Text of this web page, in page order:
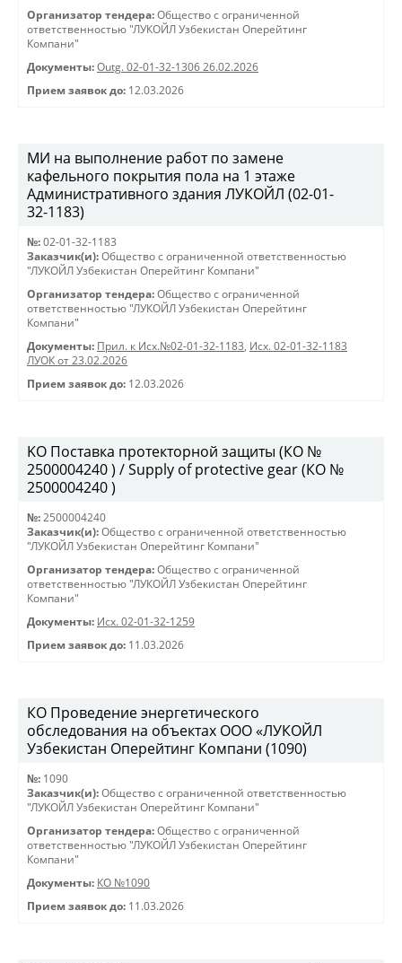
Организатор тендера: Общество с ограниченной
ответственностью "ЛУКОЙЛ Узбекистан Оперейтинг
Компани"
Документы: Outg. 02-01-32-1306 26.02.2026
Прием заявок до: 12.03.2026
МИ на выполнение работ по замене
кафельного покрытия пола на 1 этаже
Административного здания ЛУКОЙЛ (02-01-
32-1183)
№: 02-01-32-1183
Заказчик(и): Общество с ограниченной ответственностью
"ЛУКОЙЛ Узбекистан Оперейтинг Компани"
Организатор тендера: Общество с ограниченной
ответственностью "ЛУКОЙЛ Узбекистан Оперейтинг
Компани"
Документы: Прил. к Исх.№02-01-32-1183, Исх. 02-01-32-1183
ЛУОК от 23.02.2026
Прием заявок до: 12.03.2026
KO Поставка протекторной защиты (КО №
2500004240 ) / Supply of protective gear (КО №
2500004240 )
№: 2500004240
Заказчик(и): Общество с ограниченной ответственностью
"ЛУКОЙЛ Узбекистан Оперейтинг Компани"
Организатор тендера: Общество с ограниченной
ответственностью "ЛУКОЙЛ Узбекистан Оперейтинг
Компани"
Документы: Исх. 02-01-32-1259
Прием заявок до: 11.03.2026
КО Проведение энергетического
обследования на объектах ООО «ЛУКОЙЛ
Узбекистан Оперейтинг Компани (1090)
№: 1090
Заказчик(и): Общество с ограниченной ответственностью
"ЛУКОЙЛ Узбекистан Оперейтинг Компани"
Организатор тендера: Общество с ограниченной
ответственностью "ЛУКОЙЛ Узбекистан Оперейтинг
Компани"
Документы: КО №1090
Прием заявок до: 11.03.2026